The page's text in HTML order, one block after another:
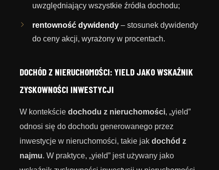
uwzględniający wszystkie źródła dochodu;
rentowność dywidendy – stosunek dywidendy
do ceny akcji, wyrażony w procentach.
DOCHÓD Z NIERUCHOMOŚCI: YIELD JAKO WSKAŹNIK
ZYSKOWNOŚCI INWESTYCJI
W kontekście dochodu z nieruchomości, „yield”
odnosi się do dochodu generowanego przez
inwestycje w nieruchomości, takie jak dochód z
najmu. W praktyce, „yield” jest używany jako